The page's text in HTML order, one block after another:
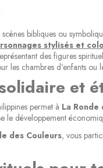
bibliques ou
stylisés et
des figures
les chambres d'enfants ou
et
permet à La Ronde
le développement
des Couleurs, vous